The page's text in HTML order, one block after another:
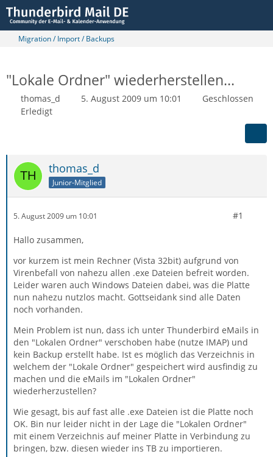
Migration / Import / Backups
"Lokale Ordner" wiederherstellen...
thomas_d 5. August 2009 um 10:01
Geschlossen
Erledigt
thomas_d
Junior-Mitglied
5. August 2009 um 10:01 #1
Hallo zusammen,
vor kurzem ist mein Rechner (Vista 32bit) aufgrund von
Virenbefall von nahezu allen .exe Dateien befreit worden.
Leider waren auch Windows Dateien dabei, was die Platte
nun nahezu nutzlos macht. Gottseidank sind alle Daten
noch vorhanden.
Mein Problem ist nun, dass ich unter Thunderbird eMails in
den "Lokalen Ordner" verschoben habe (nutze IMAP) und
kein Backup erstellt habe. Ist es möglich das Verzeichnis in
welchem der "Lokale Ordner" gespeichert wird ausfindig zu
machen und die eMails im "Lokalen Ordner"
wiederherzustellen?
Wie gesagt, bis auf fast alle .exe Dateien ist die Platte noch
OK. Bin nur leider nicht in der Lage die "Lokalen Ordner"
mit einem Verzeichnis auf meiner Platte in Verbindung zu
bringen, bzw. diesen wieder ins TB zu importieren.